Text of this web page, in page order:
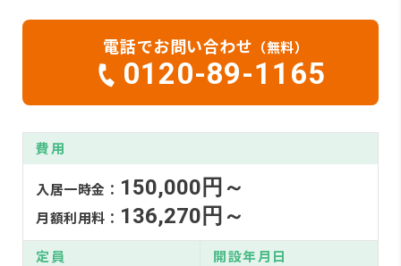
電話でお問い合わせ （無料）
0120-89-1165
費用
入居一時金： 150,000円～
月額利用料： 136,270円～
定員
開設年月日